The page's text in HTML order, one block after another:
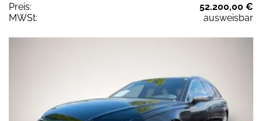
Preis:
52.200,00 €
MWSt:
ausweisbar